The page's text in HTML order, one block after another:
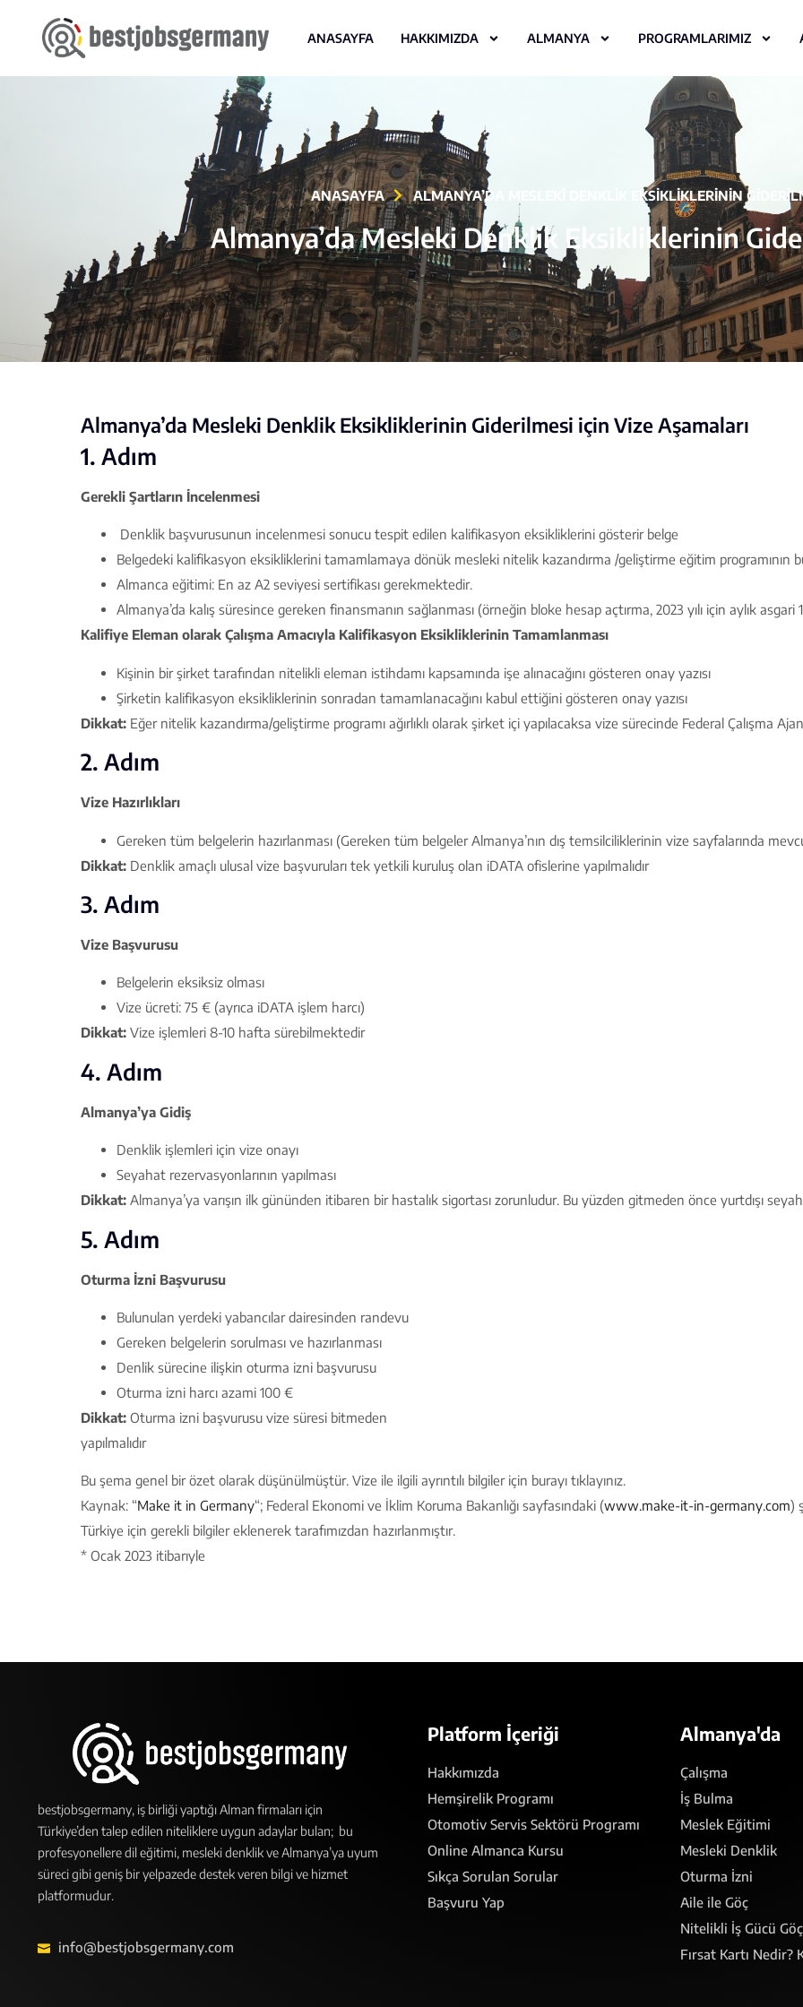
ANASAYFA HAKKIMIZDA ALMANYA PROGRAMLARIMIZ
ANASAYFA ALMANYA’DA MESLEKI DENKLIK EKSIKLIKLERININ
Almanya’da Mesleki Denklik Eksikliklerinin
Almanya’da Mesleki Denklik Eksikliklerinin Giderilmesi için Vize Aşamaları
1. Adım
Gerekli Şartların İncelenmesi
Denklik başvurusunun incelenmesi sonucu tespit edilen kalifikasyon eksikliklerini gösterir belge
Belgedeki kalifikasyon eksikliklerini tamamlamaya dönük mesleki nitelik kazandırma /geliştirme eğitim programının
Almanca eğitimi: En az A2 seviyesi sertifikası gerekmektedir.
Almanya’da kalış süresince gereken finansmanın sağlanması (örneğin bloke hesap açtırma, 2023 yılı için aylık asgari
Kalifiye Eleman olarak Çalışma Amacıyla Kalifikasyon Eksikliklerinin Tamamlanması
Kişinin bir şirket tarafından nitelikli eleman istihdamı kapsamında işe alınacağını gösteren onay yazısı
Şirketin kalifikasyon eksikliklerinin sonradan tamamlanacağını kabul ettiğini gösteren onay yazısı
Dikkat: Eğer nitelik kazandırma/geliştirme programı ağırlıklı olarak şirket içi yapılacaksa vize sürecinde Federal Çalışma
2. Adım
Vize Hazırlıkları
Gereken tüm belgelerin hazırlanması (Gereken tüm belgeler Almanya’nın dış temsilciliklerinin vize sayfalarında
Dikkat: Denklik amaçlı ulusal vize başvuruları tek yetkili kuruluş olan iDATA ofislerine yapılmalıdır
3. Adım
Vize Başvurusu
Belgelerin eksiksiz olması
Vize ücreti: 75 € (ayrıca iDATA işlem harcı)
Dikkat: Vize işlemleri 8-10 hafta sürebilmektedir
4. Adım
Almanya’ya Gidiş
Denklik işlemleri için vize onayı
Seyahat rezervasyonlarının yapılması
Dikkat: Almanya’ya varışın ilk gününden itibaren bir hastalık sigortası zorunludur. Bu yüzden gitmeden önce yurtdışı
5. Adım
Oturma İzni Başvurusu
Bulunulan yerdeki yabancılar dairesinden randevu
Gereken belgelerin sorulması ve hazırlanması
Denlik sürecine ilişkin oturma izni başvurusu
Oturma izni harcı azami 100 €
Dikkat: Oturma izni başvurusu vize süresi bitmeden
yapılmalıdır
Bu şema genel bir özet olarak düşünülmüştür. Vize ile ilgili ayrıntılı bilgiler için burayı tıklayınız.
Kaynak: “Make it in Germany“; Federal Ekonomi ve İklim Koruma Bakanlığı sayfasındaki (www.make-it-in-germany.com)
Türkiye için gerekli bilgiler eklenerek tarafımızdan hazırlanmıştır.
* Ocak 2023 itibarıyle
bestjobsgermany, iş birliği yaptığı Alman firmaları için
Türkiye’den talep edilen niteliklere uygun adaylar bulan; bu
profesyonellere dil eğitimi, mesleki denklik ve Almanya’ya uyum
süreci gibi geniş bir yelpazede destek veren bilgi ve hizmet
platformudur.
info@bestjobsgermany.com
Platform İçeriği
Hakkımızda
Hemşirelik Programı
Otomotiv Servis Sektörü Programı
Online Almanca Kursu
Sıkça Sorulan Sorular
Başvuru Yap
Almanya'da
Çalışma
İş Bulma
Meslek Eğitimi
Mesleki Denklik
Oturma İzni
Aile ile Göç
Nitelikli İş Gücü
Fırsat Kartı Nedir?